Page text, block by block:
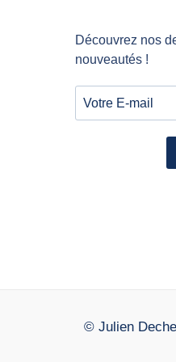
Découvrez nos
nouveautés !
© Julien